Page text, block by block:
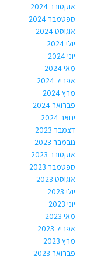
אוקטובר 2024
ספטמבר 2024
אוגוסט 2024
יולי 2024
יוני 2024
מאי 2024
אפריל 2024
מרץ 2024
פברואר 2024
ינואר 2024
דצמבר 2023
נובמבר 2023
אוקטובר 2023
ספטמבר 2023
אוגוסט 2023
יולי 2023
יוני 2023
מאי 2023
אפריל 2023
מרץ 2023
פברואר 2023